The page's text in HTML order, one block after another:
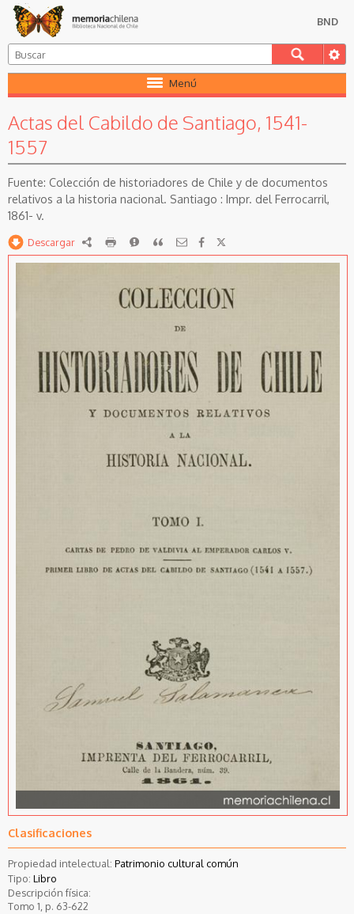
BND
Menú
Actas del Cabildo de Santiago, 1541-
1557
Colección de historiadores de Chile y de documentos
relativos a la historia nacional. Santiago : Impr. del Ferrocarril,
1861- v.
Descargar RDF imprimirReportarCitar
Clasificaciones
Propiedad intelectual: Patrimonio cultural común
Tipo: Libro
Descripción física:
Tomo 1, p. 63-622